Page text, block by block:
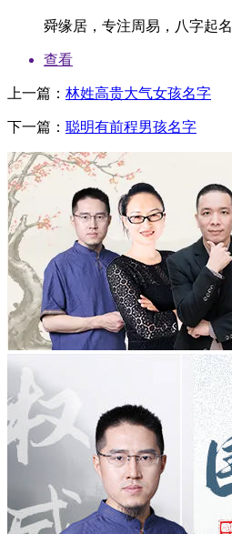
舜缘居，专注周易，八字起名
查看
上一篇： 林姓高贵大气女孩名字
下一篇： 聪明有前程男孩名字